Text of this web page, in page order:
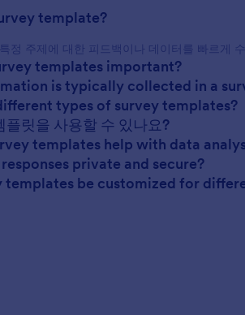
template?
정 주제에 대한 피드백이나 데이터를 빠르게
templates important?
is typically collected in a
types of survey templates?
플릿을 사용할 수 있나요?
templates help with data
private and secure?
templates be customized for